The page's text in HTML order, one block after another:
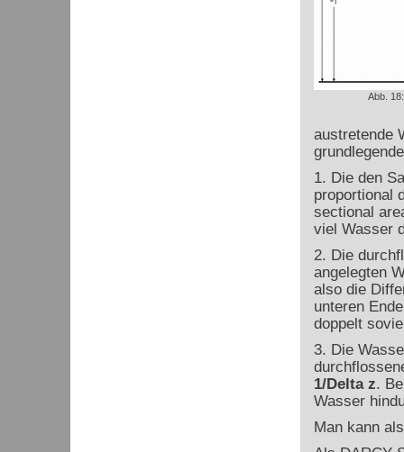
Abb.
austretende
1. Die den
proportional
sectional
viel Wasser
2. Die
angelegten
also die
unteren
doppelt
3. Die
1/Delta z.
Wasser
Man kann